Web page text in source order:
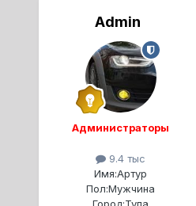
Admin
Администраторы
9.4 тыс
Имя:Артур
Пол:Мужчина